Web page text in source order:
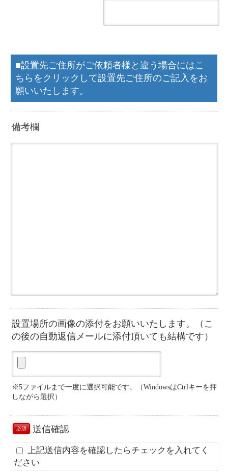
■設置先ご住所がご依頼者様と違う場合にはこ
ちらをクリックして設置先ご住所のご記入をお
願いいたします。
備考欄
設置場所の画像の添付をお願いいたします。（こ
の後の自動返信メールに添付頂いても結構です）
※5ファイルまで一度に選択可能です。（WindowsはCtrlキーを押
しながら選択）
必須 送信確認
上記送信内容を確認したらチェックを入れてく
ださい